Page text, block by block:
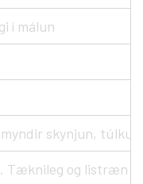
í málun
skynjun, túlkun
Tæknileg og listræn